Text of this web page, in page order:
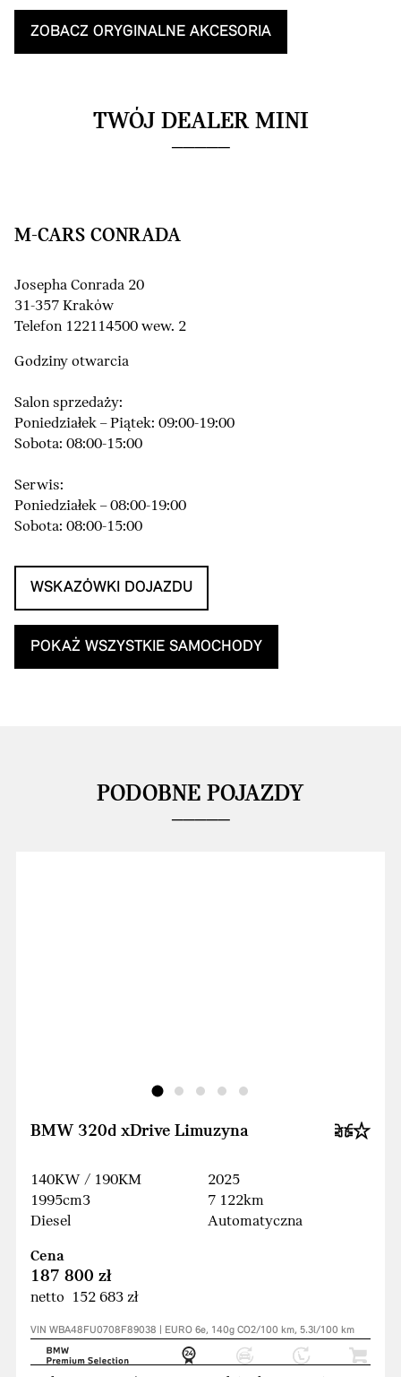
ZOBACZ ORYGINALNE AKCESORIA
TWÓJ DEALER MINI
M-CARS CONRADA
Josepha Conrada 20
31-357 Kraków
Telefon 122114500 wew. 2
Godziny otwarcia
Salon sprzedaży:
Poniedziałek – Piątek: 09:00-19:00
Sobota: 08:00-15:00
Serwis:
Poniedziałek – 08:00-19:00
Sobota: 08:00-15:00
WSKAZÓWKI DOJAZDU
POKAŻ WSZYSTKIE SAMOCHODY
PODOBNE POJAZDY
BMW 320d xDrive Limuzyna
140KW / 190KM
1995cm3
Diesel
2025
7 122km
Automatyczna
Cena
187 800 zł
netto 152 683 zł
VIN WBA48FU0708F89038 | EURO 6e, 140g CO2/100 km, 5.3l/100 km